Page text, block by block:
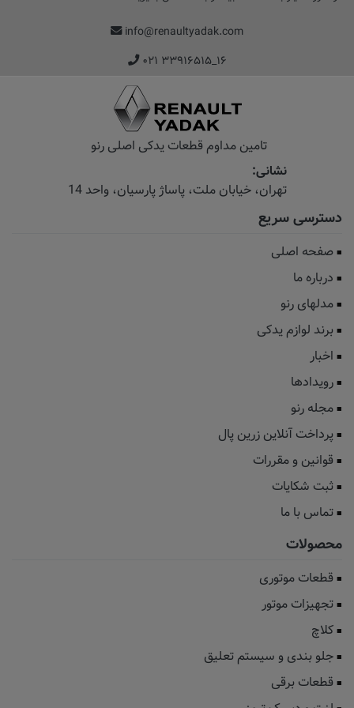
info@renaultyadak.com
۰۲۱ ۳۳۹۱۶۵۱۵_۱۶
تامین مداوم قطعات یدکی اصلی رنو
نشانی:
تهران، خیابان‌ ملت، پاساژ‌ پارسیان، واحد 14
دسترسی سریع
صفحه اصلی
درباره ما
مدلهای رنو
برند لوازم یدکی
اخبار
رویدادها
مجله رنو
پرداخت آنلاین زرین پال
قوانین و مقررات
ثبت شکایات
تماس با ما
محصولات
قطعات موتوری
تجهیزات موتور
کلاچ
جلو بندی و سیستم تعلیق
قطعات برقی